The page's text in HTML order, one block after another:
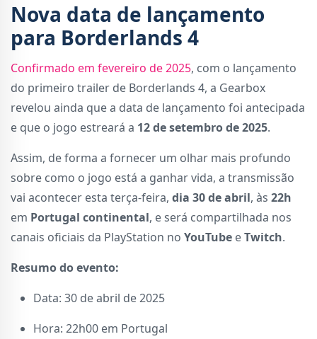
Nova data de lançamento
para Borderlands 4
Confirmado em fevereiro de 2025, com o lançamento
do primeiro trailer de Borderlands 4, a Gearbox
revelou ainda que a data de lançamento foi antecipada
e que o jogo estreará a 12 de setembro de 2025.
Assim, de forma a fornecer um olhar mais profundo
sobre como o jogo está a ganhar vida, a transmissão
vai acontecer esta terça-feira, dia 30 de abril, às 22h
em Portugal continental, e será compartilhada nos
canais oficiais da PlayStation no YouTube eTwitch.
Resumo do evento:
Data: 30 de abril de 2025
Hora: 22h00 em Portugal